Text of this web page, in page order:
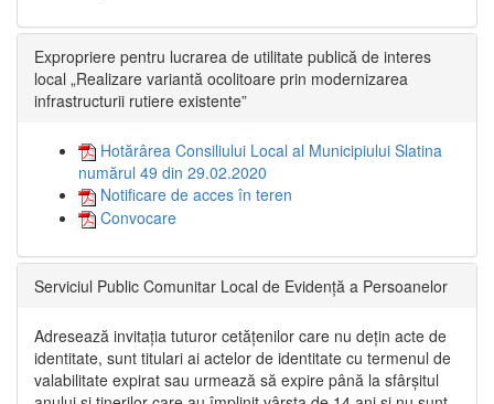
Expropriere pentru lucrarea de utilitate publică de interes
local „Realizare variantă ocolitoare prin modernizarea
infrastructurii rutiere existente”
Hotărârea Consiliului Local al Municipiului Slatina
numărul 49 din 29.02.2020
Notificare de acces în teren
Convocare
Serviciul Public Comunitar Local de Evidență a Persoanelor
Adresează invitația tuturor cetățenilor care nu dețin acte de
identitate, sunt titulari ai actelor de identitate cu termenul de
valabilitate expirat sau urmează să expire până la sfârșitul